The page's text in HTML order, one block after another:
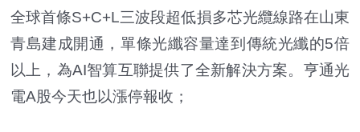
全球首條S+C+L三波段超低損多芯光纜線路在山東
青島建成開通，單條光纖容量達到傳統光纖的5倍
以上，為AI智算互聯提供了全新解決方案。亨通光
電A股今天也以漲停報收；